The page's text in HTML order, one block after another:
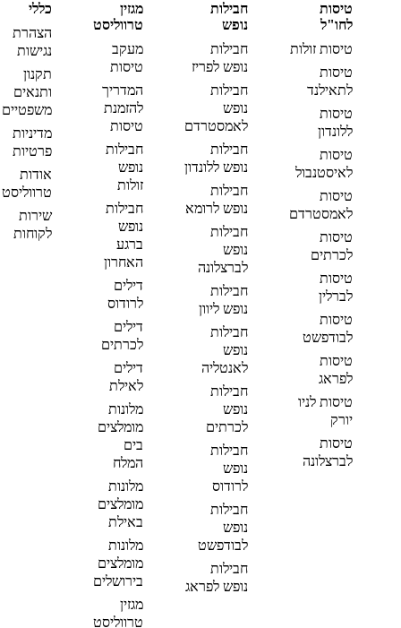
טיסות
לחו"ל
טיסות זולות
טיסות
לתאילנד
טיסות
ללונדון
טיסות
לאיסטנבול
טיסות
לאמסטרדם
טיסות
לכרתים
טיסות
לברלין
טיסות
לבודפשט
טיסות
לפראג
טיסות לניו
יורק
טיסות
לברצלונה
חבילות
נופש
חבילות
נופש לפריז
חבילות
נופש
לאמסטרדם
חבילות
נופש ללונדון
חבילות
נופש לרומא
חבילות
נופש
לברצלונה
חבילות
נופש ליוון
חבילות
נופש
לאנטליה
חבילות
נופש
לכרתים
חבילות
נופש
לרודוס
חבילות
נופש
לבודפשט
חבילות
נופש לפראג
מגזין
טרווליסט
מעקב
טיסות
המדריך
להזמנת
טיסות
חבילות
נופש
זולות
חבילות
נופש
ברגע
האחרון
דילים
לרודוס
דילים
לכרתים
דילים
לאילת
מלונות
מומלצים
בים
המלח
מלונות
מומלצים
באילת
מלונות
מומלצים
בירושלים
מגזין
טרווליסט
כללי
הצהרת
נגישות
תקנון
ותנאים
משפטיים
מדיניות
פרטיות
אודות
טרווליסט
שירות
לקוחות